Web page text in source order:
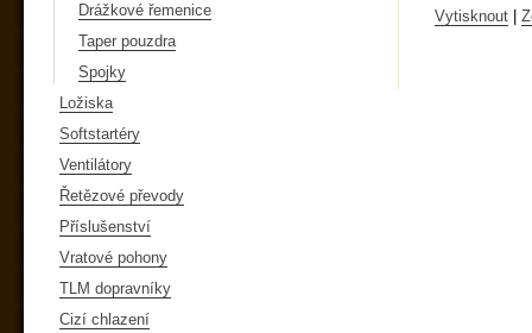
Drážkové řemenice
Taper pouzdra
Spojky
Ložiska
Softstartéry
Ventilátory
Řetězové převody
Příslušenství
Vratové pohony
TLM dopravníky
Cizí chlazení
Vytisknout